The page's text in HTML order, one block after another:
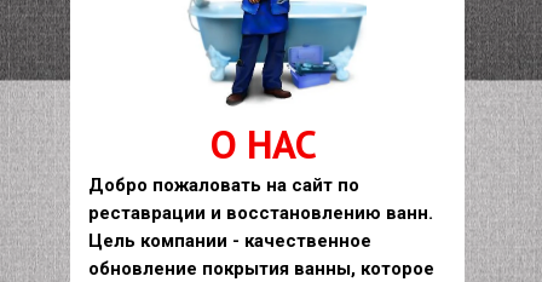
Добро пожаловать на сайт по
реставрации и восстановлению ванн.
Цель компании - качественное
обновление покрытия ванны, которое
О НАС